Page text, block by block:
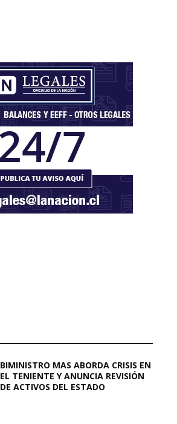
BIMINISTRO MAS ABORDA CRISIS EN
EL TENIENTE Y ANUNCIA REVISIÓN
DE ACTIVOS DEL ESTADO